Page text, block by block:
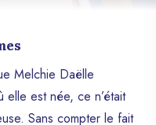
Melchie Daëlle
elle est née, ce n’était
Sans compter le fait